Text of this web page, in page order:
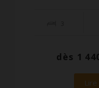
dès 1